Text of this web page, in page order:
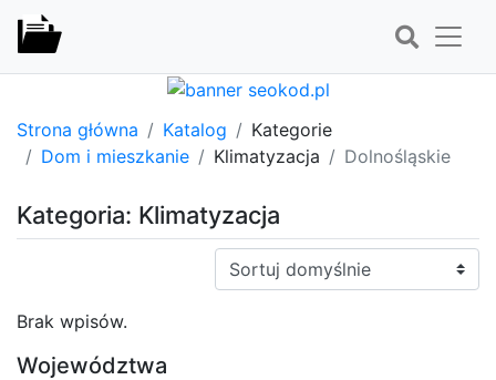
Strona główna Katalog
Kategorie
Dom i mieszkanie
Klimatyzacja Dolnośląskie
Kategoria: Klimatyzacja
Sortuj:
Brak wpisów.
Województwa